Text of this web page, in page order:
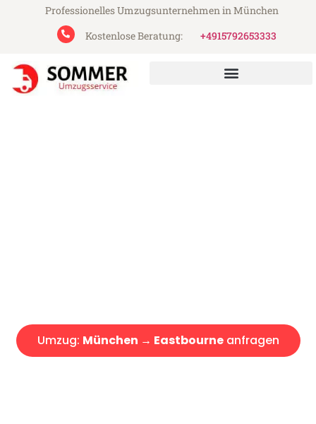
Professionelles Umzugsunternehmen in München
Kostenlose Beratung:
+4915792653333
Umzug: München → Eastbourneanfragen